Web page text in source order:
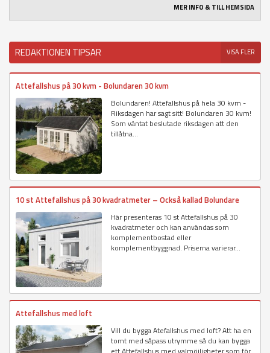
MER INFO & TILL HEMSIDA
REDAKTIONEN TIPSAR VISA FLER
Attefallshus på 30 kvm - Bolundaren 30 kvm
Bolundaren! Attefallshus på hela 30 kvm -
Riksdagen har sagt sitt! Bolundaren 30 kvm!
Som väntat beslutade riksdagen att den
tillåtna...
10 st Attefallshus på 30 kvadratmeter – Också kallad Bolundare
Här presenteras 10 st Attefallshus på 30
kvadratmeter och kan användas som
komplementbostad eller
komplementbyggnad. Priserna varierar...
Attefallshus med loft
Vill du bygga Atefallshus med loft? Att ha en
tomt med såpass utrymme så du kan bygga